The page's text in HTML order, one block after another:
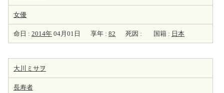
女優
命日 : 2014年 04月01日 享年 : 82 死因 : 国籍 : 日本
大川ミサヲ
長寿者